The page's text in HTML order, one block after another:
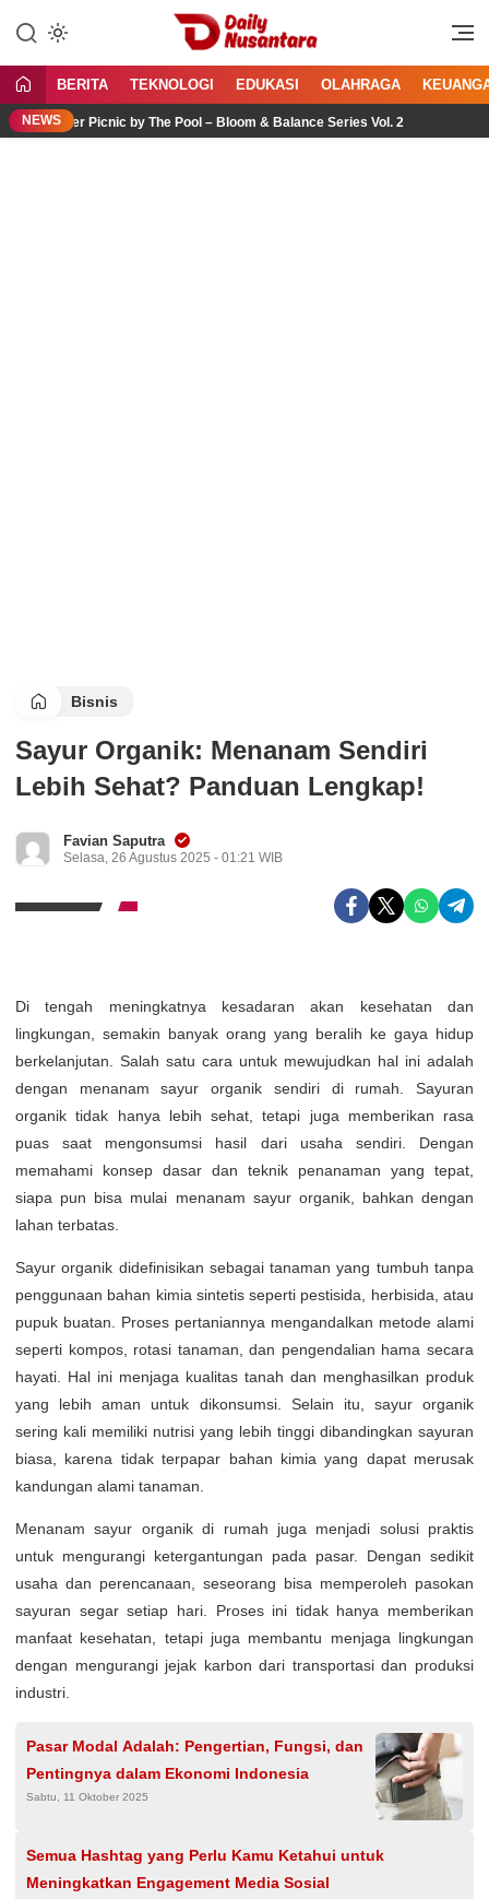
konten
Daily Nusantara
Menyajikan Fakta, Menginspirasi
BERITA TEKNOLOGI EDUKASI OLAHRAGA
NEWSPicnic by The Pool – Bloom & Balance Series Vol. 2
Bisnis
Sayur Organik: Menanam Sendiri
Lebih Sehat? Panduan Lengkap!
Favian Saputra
Selasa, 26 Agustus 2025 - 01:21 WIB
Di tengah meningkatnya kesadaran akan kesehatan dan
lingkungan, semakin banyak orang yang beralih ke gaya hidup
berkelanjutan. Salah satu cara untuk mewujudkan hal ini adalah
dengan menanam sayur organik sendiri di rumah. Sayuran
organik tidak hanya lebih sehat, tetapi juga memberikan rasa
puas saat mengonsumsi hasil dari usaha sendiri. Dengan
memahami konsep dasar dan teknik penanaman yang tepat,
siapa pun bisa mulai menanam sayur organik, bahkan dengan
lahan terbatas.
Sayur organik didefinisikan sebagai tanaman yang tumbuh tanpa
penggunaan bahan kimia sintetis seperti pestisida, herbisida, atau
pupuk buatan. Proses pertaniannya mengandalkan metode alami
seperti kompos, rotasi tanaman, dan pengendalian hama secara
hayati. Hal ini menjaga kualitas tanah dan menghasilkan produk
yang lebih aman untuk dikonsumsi. Selain itu, sayur organik
sering kali memiliki nutrisi yang lebih tinggi dibandingkan sayuran
biasa, karena tidak terpapar bahan kimia yang dapat merusak
kandungan alami tanaman.
Menanam sayur organik di rumah juga menjadi solusi praktis
untuk mengurangi ketergantungan pada pasar. Dengan sedikit
usaha dan perencanaan, seseorang bisa memperoleh pasokan
sayuran segar setiap hari. Proses ini tidak hanya memberikan
manfaat kesehatan, tetapi juga membantu menjaga lingkungan
dengan mengurangi jejak karbon dari transportasi dan produksi
industri.
Pasar Modal Adalah: Pengertian, Fungsi, dan
Pentingnya dalam Ekonomi Indonesia
Sabtu, 11 Oktober 2025
Semua Hashtag yang Perlu Kamu Ketahui untuk
Meningkatkan Engagement Media Sosial